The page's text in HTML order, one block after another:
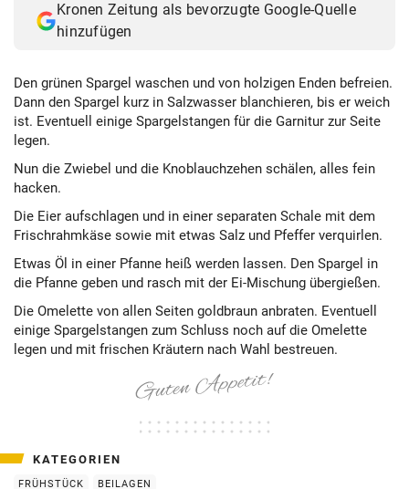
Kronen Zeitung als bevorzugte Google-Quelle
hinzufügen
Den grünen Spargel waschen und von holzigen Enden befreien.
Dann den Spargel kurz in Salzwasser blanchieren, bis er weich
ist. Eventuell einige Spargelstangen für die Garnitur zur Seite
legen.
Nun die Zwiebel und die Knoblauchzehen schälen, alles fein
hacken.
Die Eier aufschlagen und in einer separaten Schale mit dem
Frischrahmkäse sowie mit etwas Salz und Pfeffer verquirlen.
Etwas Öl in einer Pfanne heiß werden lassen. Den Spargel in
die Pfanne geben und rasch mit der Ei-Mischung übergießen.
Die Omelette von allen Seiten goldbraun anbraten. Eventuell
einige Spargelstangen zum Schluss noch auf die Omelette
legen und mit frischen Kräutern nach Wahl bestreuen.
KATEGORIEN
FRÜHSTÜCK BEILAGEN